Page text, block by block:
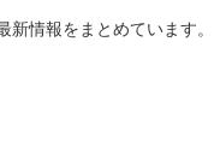
情報をまとめています